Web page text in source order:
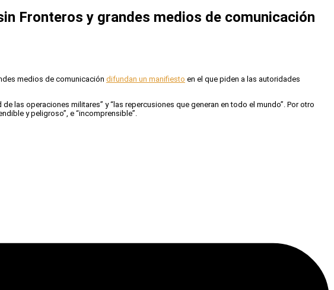
Fronteros y grandes medios de comunicación
medios de comunicación difundan un manifiesto en el que piden a las autoridades
las operaciones militares” y “las repercusiones que generan en todo el mundo”. Por otro
y peligroso”, e “incomprensible”.